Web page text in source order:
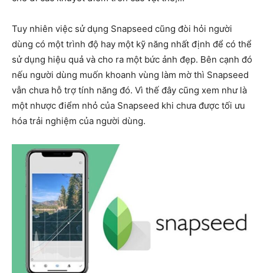
Tuy nhiên việc sử dụng Snapseed cũng đòi hỏi người
dùng có một trình độ hay một kỹ năng nhất định để có thể
sử dụng hiệu quả và cho ra một bức ảnh đẹp. Bên cạnh đó
nếu người dùng muốn khoanh vùng làm mờ thì Snapseed
vẫn chưa hỗ trợ tính năng đó. Vì thế đây cũng xem như là
một nhược điểm nhỏ của Snapseed khi chưa được tối ưu
hóa trải nghiệm của người dùng.